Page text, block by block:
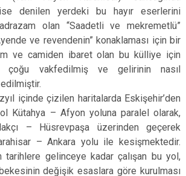
denilen yerdeki bu hayır eserlerini
olan “Saadetli ve mekremetlü”
ve revendenin” konaklaması için bir
ve camiden ibaret olan bu külliye için
çoğu vakfedilmiş ve gelirinin nasıl
çizilen haritalarda Eskişehir’den
Kütahya – Afyon yoluna paralel olarak,
– Hüsrevpaşa üzerinden geçerek
– Ankara yolu ile kesişmektedir.
tarihlere gelinceye kadar çalışan bu yol,
değişik esaslara göre kurulması